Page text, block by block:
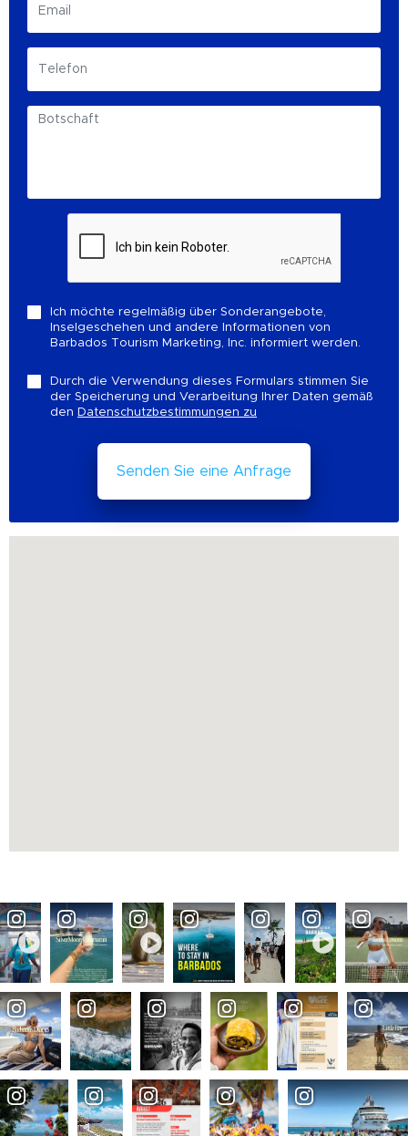
Ich möchte regelmäßig über Sonderangebote,
Inselgeschehen und andere Informationen von
Barbados Tourism Marketing, Inc. informiert werden.
Durch die Verwendung dieses Formulars stimmen Sie
der Speicherung und Verarbeitung Ihrer Daten gemäß
den Datenschutzbestimmungen zu